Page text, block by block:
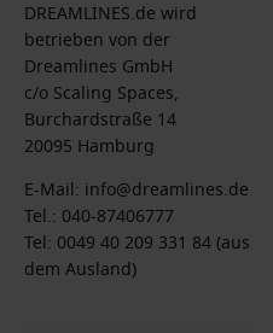
DREAMLINES.de wird
betrieben von der
Dreamlines GmbH
c/o Scaling Spaces,
Burchardstraße 14
20095 Hamburg
E-Mail: info@dreamlines.de
Tel.: 040-87406777
Tel: 0049 40 209 331 84 (aus
dem Ausland)